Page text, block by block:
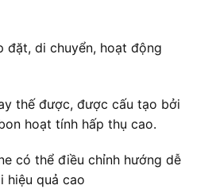
đặt, di chuyển, hoạt động
thế được, được cấu tạo bởi
hoạt tính hấp thụ cao.
có thể điều chỉnh hướng dễ
hiệu quả cao